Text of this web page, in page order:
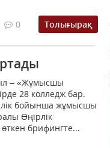
0 Толығырақ
– «Жұмысшы
28 колледж бар.
бойынша жұмысшы
Өңірлік
брифингте...